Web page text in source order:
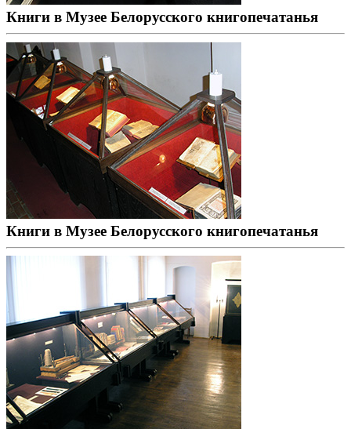
Книги в Музее Белорусского книгопечатанья
Книги в Музее Белорусского книгопечатанья